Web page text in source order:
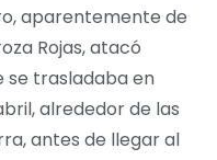
aparentemente de
Rojas, atacó
se trasladaba en
alrededor de las
antes de llegar al